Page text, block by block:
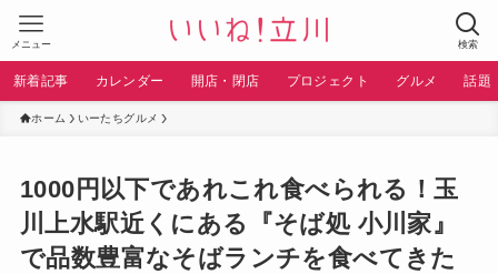
検索
メニュー
新着記事 カレンダー 開店・閉店 プロジェクト グルメ 話題
ホーム いーたちグルメ
1000円以下であれこれ食べられる！玉
川上水駅近くにある『そば処 小川家』
で品数豊富なそばランチを食べてきた